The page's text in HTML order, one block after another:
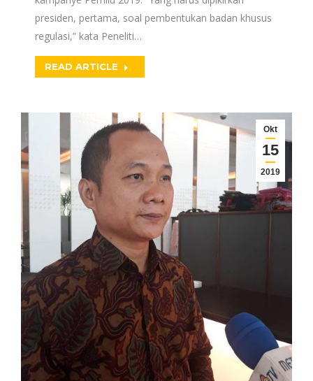
presiden, pertama, soal pembentukan badan khusus
regulasi,” kata Peneliti…
READ ARTICLE
Okt
15
2019